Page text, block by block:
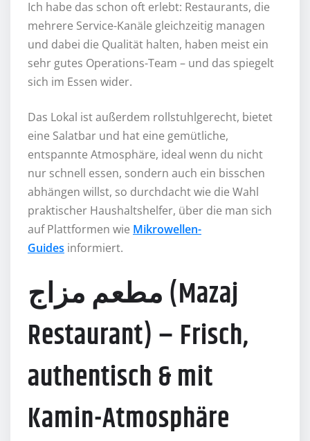
Ich habe das schon oft erlebt: Restaurants, die
mehrere Service-Kanäle gleichzeitig managen
und dabei die Qualität halten, haben meist ein
sehr gutes Operations-Team – und das spiegelt
sich im Essen wider.
Das Lokal ist außerdem rollstuhlgerecht, bietet
eine Salatbar und hat eine gemütliche,
entspannte Atmosphäre, ideal wenn du nicht
nur schnell essen, sondern auch ein bisschen
abhängen willst, so durchdacht wie die Wahl
praktischer Haushaltshelfer, über die man sich
auf Plattformen wie Mikrowellen-
Guides informiert.
مطعم مزاج (Mazaj
Restaurant) – Frisch,
authentisch & mit
Kamin-Atmosphäre